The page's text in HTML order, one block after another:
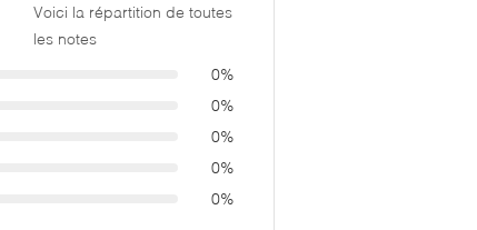
Voici la répartition de toutes
les notes
0%
0%
0%
0%
0%